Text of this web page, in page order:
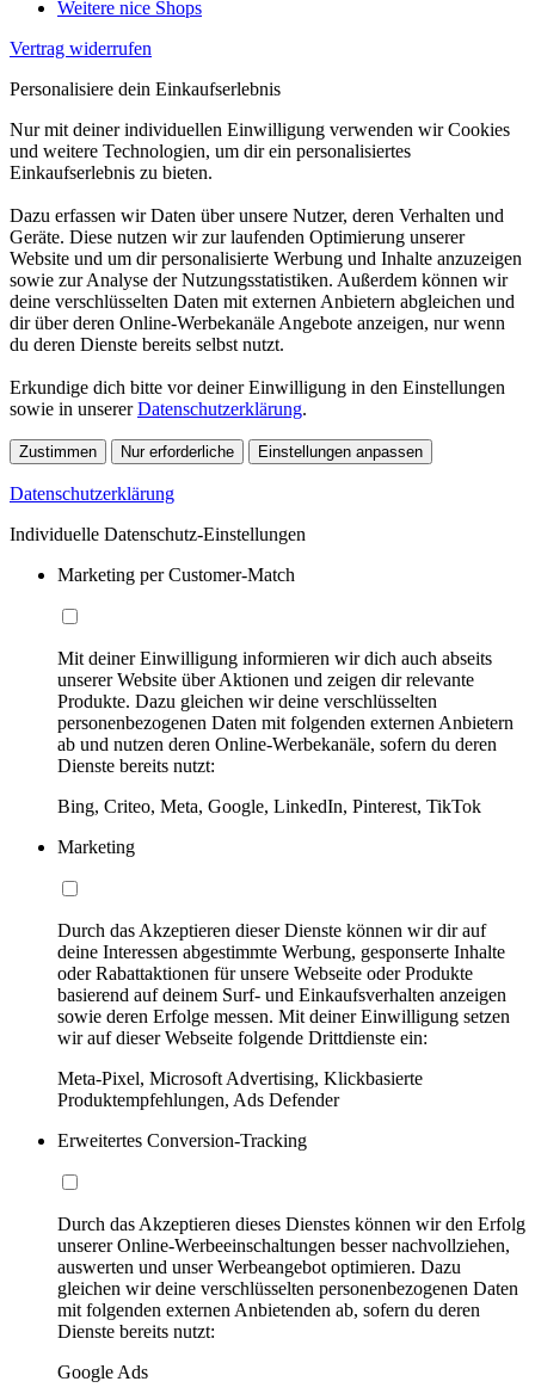
Weitere nice Shops
Vertrag widerrufen
Personalisiere dein Einkaufserlebnis
Nur mit deiner individuellen Einwilligung verwenden wir Cookies
und weitere Technologien, um dir ein personalisiertes
Einkaufserlebnis zu bieten.
Dazu erfassen wir Daten über unsere Nutzer, deren Verhalten und
Geräte. Diese nutzen wir zur laufenden Optimierung unserer
Website und um dir personalisierte Werbung und Inhalte anzuzeigen
sowie zur Analyse der Nutzungsstatistiken. Außerdem können wir
deine verschlüsselten Daten mit externen Anbietern abgleichen und
dir über deren Online-Werbekanäle Angebote anzeigen, nur wenn
du deren Dienste bereits selbst nutzt.
Erkundige dich bitte vor deiner Einwilligung in den Einstellungen
sowie in unsererDatenschutzerklärung.
Zustimmen Nur erforderliche Einstellungen anpassen
Datenschutzerklärung
Individuelle Datenschutz-Einstellungen
Marketing per Customer-Match
Mit deiner Einwilligung informieren wir dich auch abseits
unserer Website über Aktionen und zeigen dir relevante
Produkte. Dazu gleichen wir deine verschlüsselten
personenbezogenen Daten mit folgenden externen Anbietern
ab und nutzen deren Online-Werbekanäle, sofern du deren
Dienste bereits nutzt:
Bing, Criteo, Meta, Google, LinkedIn, Pinterest, TikTok
Marketing
Durch das Akzeptieren dieser Dienste können wir dir auf
deine Interessen abgestimmte Werbung, gesponserte Inhalte
oder Rabattaktionen für unsere Webseite oder Produkte
basierend auf deinem Surf- und Einkaufsverhalten anzeigen
sowie deren Erfolge messen. Mit deiner Einwilligung setzen
wir auf dieser Webseite folgende Drittdienste ein:
Meta-Pixel, Microsoft Advertising, Klickbasierte
Produktempfehlungen, Ads Defender
Erweitertes Conversion-Tracking
Durch das Akzeptieren dieses Dienstes können wir den Erfolg
unserer Online-Werbeeinschaltungen besser nachvollziehen,
auswerten und unser Werbeangebot optimieren. Dazu
gleichen wir deine verschlüsselten personenbezogenen Daten
mit folgenden externen Anbietenden ab, sofern du deren
Dienste bereits nutzt:
Google Ads